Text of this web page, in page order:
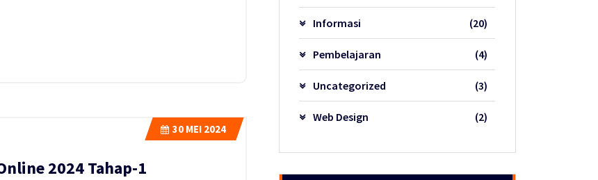
30MEI 2024
2024 Tahap-1
Informasi (20)
Pembelajaran (4)
Uncategorized (3)
Web Design (2)